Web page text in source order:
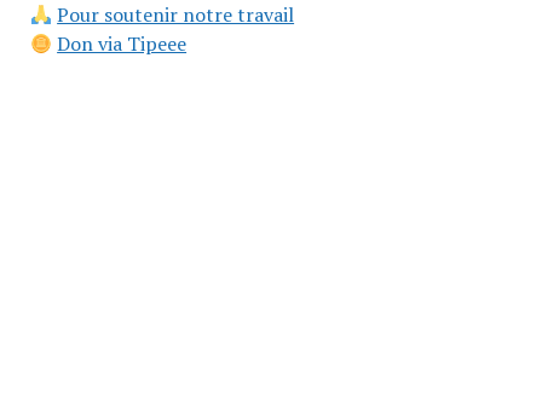
Pour soutenir notre travail
Don via Tipeee